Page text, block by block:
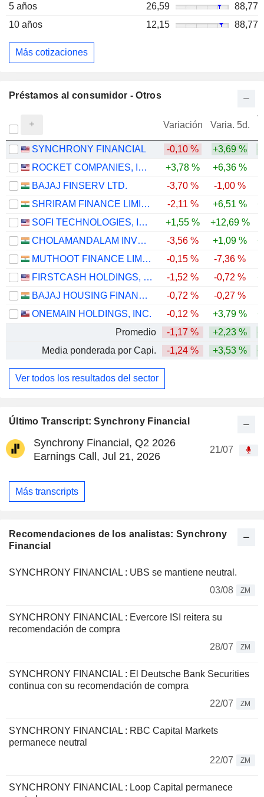
Último Transcript: Synchrony Financial
Synchrony Financial, Q2 2026
Earnings Call, Jul 21, 2026
21/07
Más transcripts
Recomendaciones de los analistas: Synchrony
Financial
SYNCHRONY FINANCIAL : UBS se mantiene neutral.
03/08
ZM
SYNCHRONY FINANCIAL : Evercore ISI reitera su
recomendación de compra
28/07
ZM
SYNCHRONY FINANCIAL : El Deutsche Bank Securities
continua con su recomendación de compra
22/07
ZM
SYNCHRONY FINANCIAL : RBC Capital Markets
permanece neutral
22/07
ZM
SYNCHRONY FINANCIAL : Loop Capital permanece
5 años
26,59
88,77
10 años
12,15 88,77
Más cotizaciones
Préstamos al consumidor - Otros
Variación Varia. 5d.
SYNCHRONY FINANCIAL -0,10 % +3,69 %
ROCKET COMPANIES, INC.
+3,78 % +6,36 %
BAJAJ FINSERV LTD.
-3,70 % -1,00 %
SHRIRAM FINANCE LIMITED
-2,11 % +6,51 %
SOFI TECHNOLOGIES, INC.
+1,55 % +12,69 %
CHOLAMANDALAM INVESTMENT AND FINANCE COMPANY LIMITED
-3,56 % +1,09 %
MUTHOOT FINANCE LIMITED
-0,15 % -7,36 %
FIRSTCASH HOLDINGS, INC.
-1,52 % -0,72 %
BAJAJ HOUSING FINANCE LIMITED
-0,72 % -0,27 %
ONEMAIN HOLDINGS, INC.
-0,12 % +3,79 %
Promedio
-1,17 % +2,23 %
Media ponderada por Capi.
-1,24 % +3,53 %
Ver todos los resultados del sector